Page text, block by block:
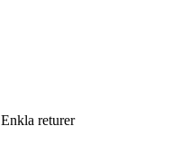
Enkla returer